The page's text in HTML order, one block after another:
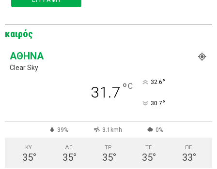
καιρός
ΑΘΉΝΑ
Clear Sky
31.7 °C 32.6°
30.7°
39% 3.1kmh 0%
ΚΥ
35°
ΔΕ
35°
ΤΡ
35°
ΤΕ
35°
ΠΕ
33°